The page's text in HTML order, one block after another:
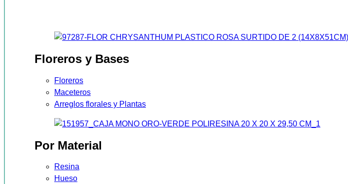
Floreros y Bases
Floreros
Maceteros
Arreglos florales y Plantas
Por Material
Resina
Hueso